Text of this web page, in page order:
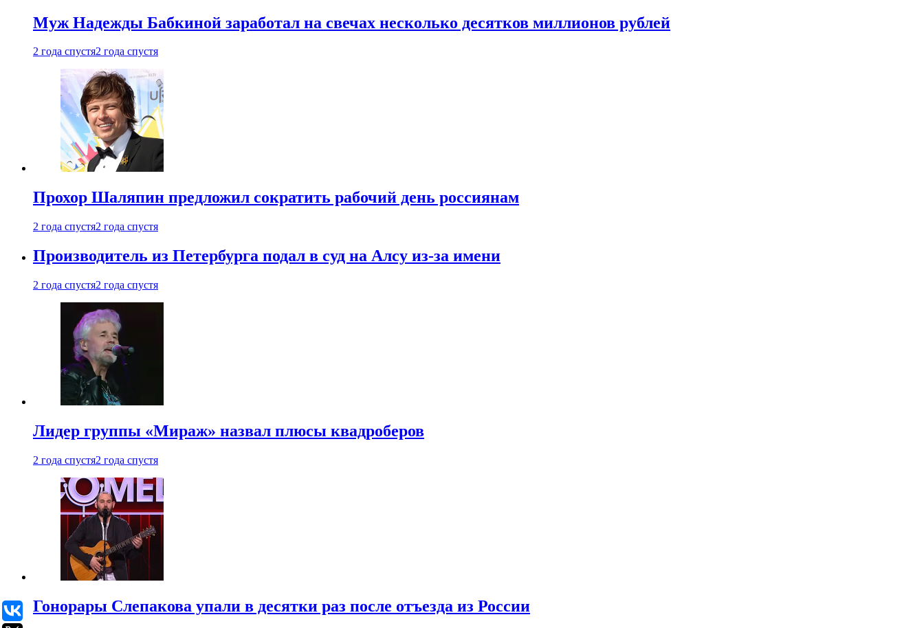
Муж Надежды Бабкиной заработал на свечах несколько десятков миллионов рублей
2 года спустя2 года спустя
Прохор Шаляпин предложил сократить рабочий день россиянам
2 года спустя2 года спустя
Производитель из Петербурга подал в суд на Алсу из-за имени
2 года спустя2 года спустя
Лидер группы «Мираж» назвал плюсы квадроберов
2 года спустя2 года спустя
Гонорары Слепакова упали в десятки раз после отъезда из России